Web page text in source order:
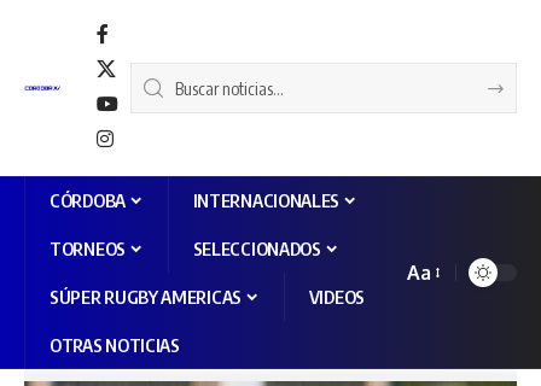
CÓRDOBA INTERNACIONALES
TORNEOS SELECCIONADOS
SÚPER RUGBY AMERICAS VIDEOS
OTRAS NOTICIAS
Aa